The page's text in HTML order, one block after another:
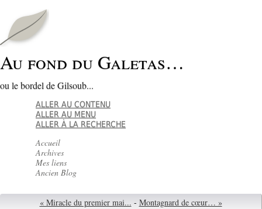
Au fond du Galetas…
ou le bordel de Gilsoub...
ALLER AU CONTENU
ALLER AU MENU
ALLER À LA RECHERCHE
Accueil
Archives
Mes liens
Ancien Blog
« Miracle du premier mai... - Montagnard de cœur… »